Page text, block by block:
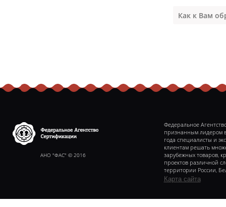
сертификаииАНО "ФАС" © 2016
Федеральное
признанным лидером
года специалисты и
клиентам решать
зарубежных товаров,
проектов различной
территории России,
Карта сайта